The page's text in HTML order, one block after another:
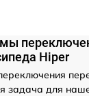
Hiper
задача для